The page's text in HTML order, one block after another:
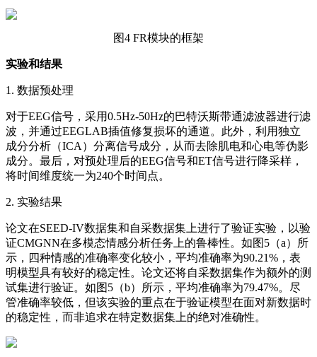
图4 FR模块的框架
实验和结果
1. 数据预处理
对于EEG信号，采用0.5Hz-50Hz的巴特沃斯带通滤波器进行滤
波，并通过EEGLAB插值修复损坏的通道。此外，利用独立
成分分析（ICA）分离信号成分，从而去除肌电和心电等伪影
成分。最后，对预处理后的EEG信号和ET信号进行降采样，
将时间维度统一为240个时间点。
2. 实验结果
论文在SEED-IV数据集和自采数据集上进行了验证实验，以验
证CMGNN在多模态情感分析任务上的鲁棒性。如图5（a）所
示，四种情感的准确率变化较小，平均准确率为90.21%，表
明模型具有较好的稳定性。论文还将自采数据集作为额外的测
试集进行验证。如图5（b）所示，平均准确率为79.47%。尽
管准确率较低，但该实验的重点在于验证模型在面对新数据时
的稳定性，而非追求在特定数据集上的绝对准确性。